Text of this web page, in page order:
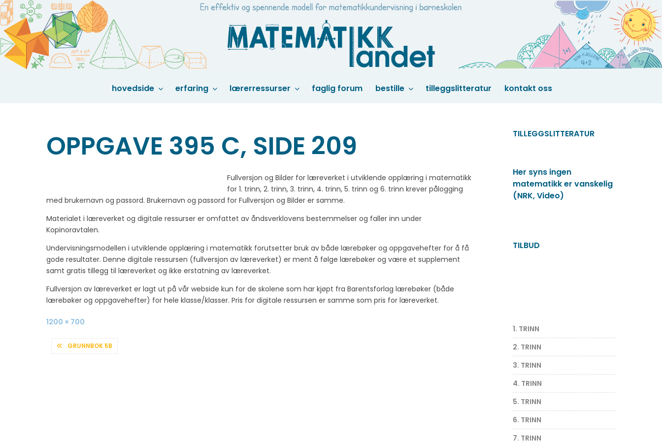
Skip
to
content
hovedside erfaring lærerressurser faglig forum bestille tilleggslitteratur kontakt oss
OPPGAVE 395 C, SIDE 209
Fullversjon og Bilder for læreverket i utviklende opplæring i matematikk
for 1. trinn, 2. trinn, 3. trinn, 4. trinn, 5. trinn og 6. trinn krever pålogging
med brukernavn og passord. Brukernavn og passord for Fullversjon og Bilder er samme.
Materialet i læreverket og digitale ressurser er omfattet av åndsverklovens bestemmelser og faller inn under
Kopinoravtalen.
Undervisningsmodellen i utviklende opplæring i matematikk forutsetter bruk av både lærebøker og oppgavehefter for å få
gode resultater. Denne digitale ressursen (fullversjon av læreverket) er ment å følge lærebøker og være et supplement
samt gratis tillegg til læreverket og ikke erstatning av læreverket.
Fullversjon av læreverket er lagt ut på vår webside kun for de skolene som har kjøpt fra Barentsforlag lærebøker (både
lærebøker og oppgavehefter) for hele klasse/klasser. Pris for digitale ressursen er samme som pris for læreverket.
Full
1200 × 700
INNLEGGSNAVIGASJON
GRUNNBOK 5B
TILLEGGSLITTERATUR
Her syns ingen
matematikk er vanskelig
(NRK, Video)
TILBUD
1. TRINN
2. TRINN
3. TRINN
4. TRINN
5. TRINN
6. TRINN
7. TRINN